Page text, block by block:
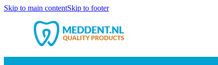
Skip to main contentSkip to footer